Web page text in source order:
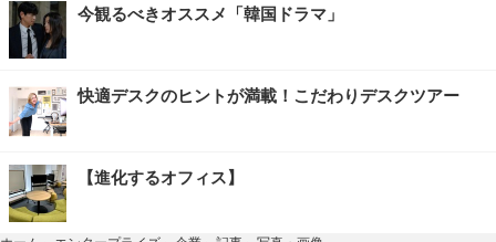
今観るべきオススメ「韓国ドラマ」
快適デスクのヒントが満載！こだわりデスクツアー
【進化するオフィス】